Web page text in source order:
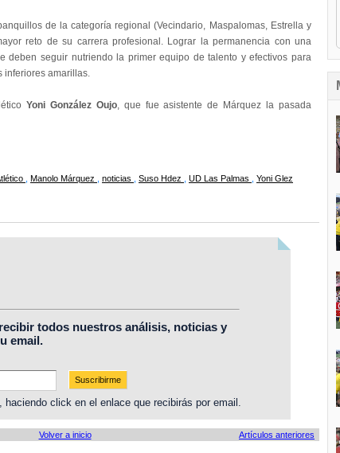
de la categoría regional (Vecindario, Maspalomas, Estrella y
reto de su carrera profesional. Lograr la permanencia con una
deben seguir nutriendo la primer equipo de talento y efectivos para
inferiores amarillas.
Yoni González Oujo, que fue asistente de Márquez la pasada
Manolo Márquez noticias Suso Hdez UD Las Palmas
Yoni Glez
todos nuestros análisis, noticias y
email.
haciendo click en el enlace que recibirás por email.
Artículos anteriores
Volver a inicio